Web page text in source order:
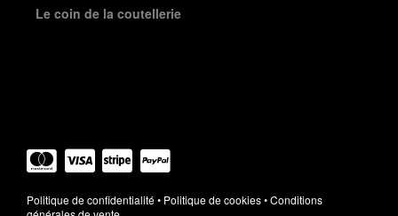
Le coin de la coutellerie
Politique de confidentialité• Politique de cookies•Conditions